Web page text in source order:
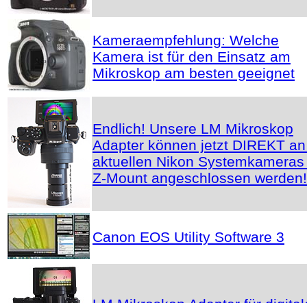
Kameraempfehlung: Welche
Kamera ist für den Einsatz am
Mikroskop am besten geeignet
Endlich! Unsere LM Mikroskop
Adapter können jetzt DIREKT
aktuellen Nikon
Z-Mount angeschlossen werden!
Canon EOS Utility Software 3